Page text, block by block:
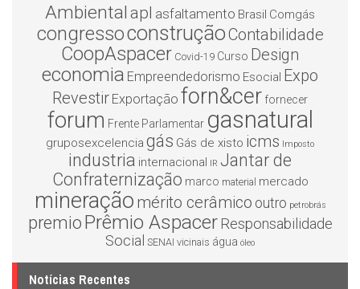
Ambiental apl asfaltamento Brasil Comgás
congressoconstruçãoContabilidade
CoopAspacer Covid-19 Curso Design
economia Empreendedorismo Esocial Expo
Revestir Exportação forn&cer fornecer
forum Frente Parlamentar gasnatural
gruposexcelencia gás Gás de xisto icms Imposto
industria internacional IR Jantar de
Confraternização marco material mercado
mineração mérito cerâmico outro petrobrás
premio Prêmio Aspacer Responsabilidade
Social SENAI vicinais água óleo
Notícias Recentes